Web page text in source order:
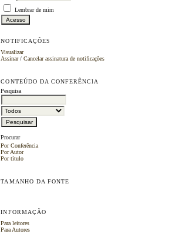
Lembrar de mim
NOTIFICAÇÕES
Visualizar
Assinar/Cancelar assinatura de notificações
CONTEÚDO DA CONFERÊNCIA
Pesquisa
Procurar
Por Conferência
Por Autor
Por título
TAMANHO DA FONTE
INFORMAÇÃO
Para leitores
Para Autores